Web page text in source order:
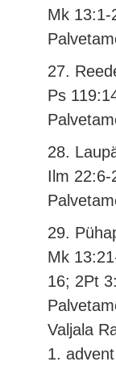
Mk 13:1-
27.
Ps
28.
Ilm 22:6-
29.
Mk
16; 2Pt
Valjala
1. advent